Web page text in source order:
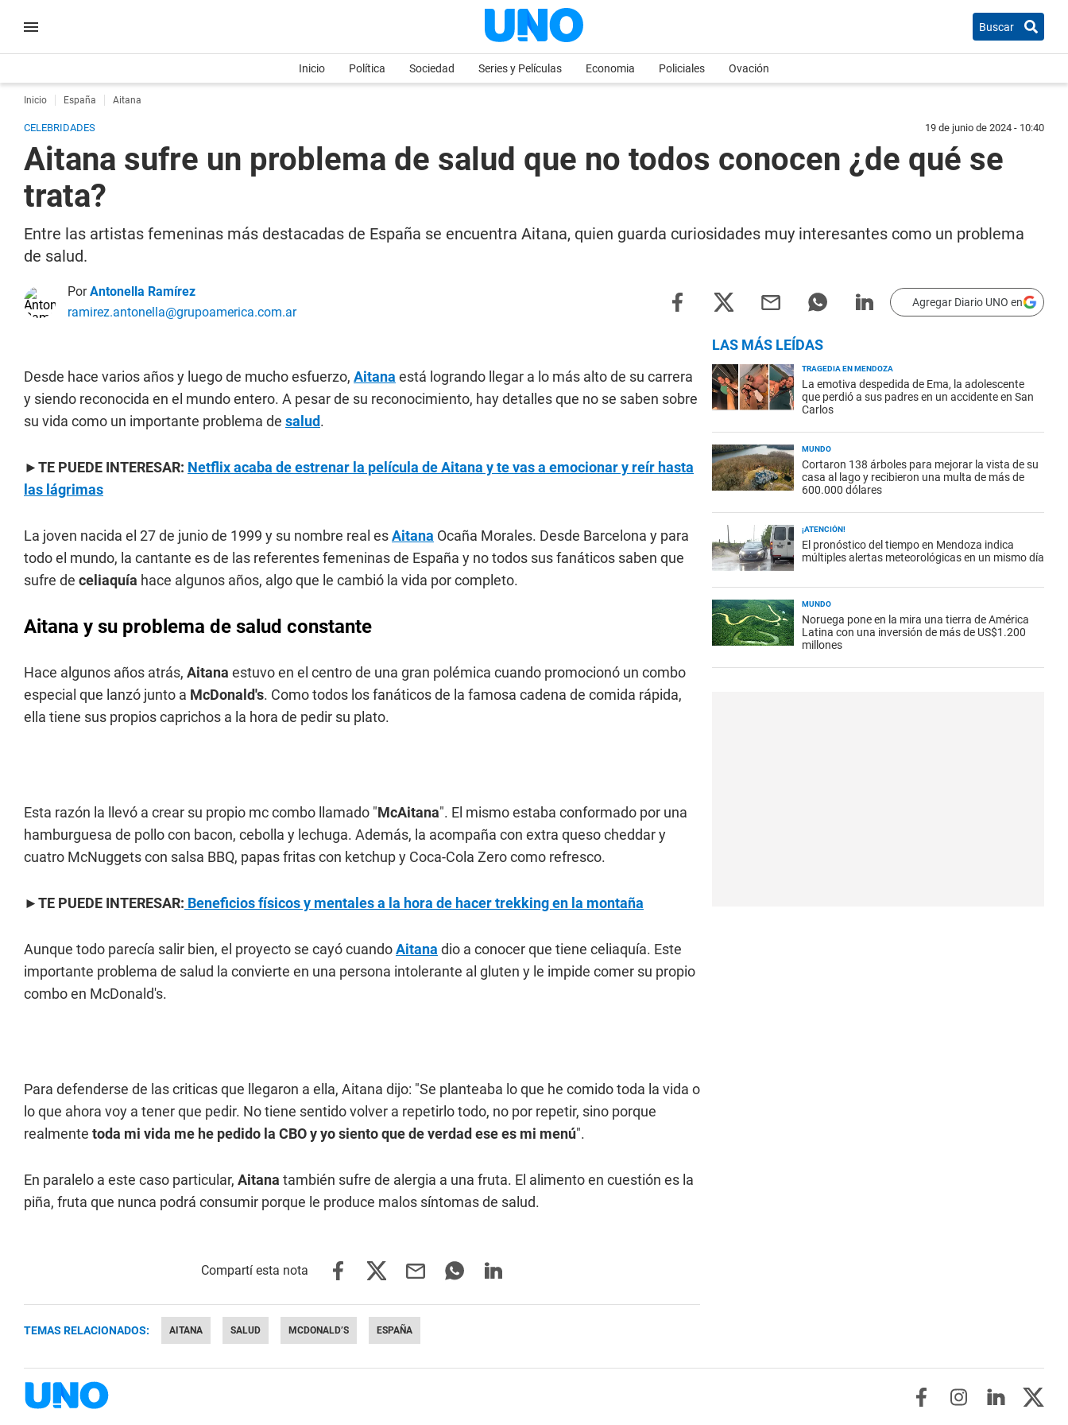
Buscar
Inicio Política Sociedad Series y Películas Economia Policiales Ovación
Inicio España Aitana
CELEBRIDADES 19 de junio de 2024 - 10:40
Aitana sufre un problema de salud que no todos conocen ¿de qué se
trata?
Entre las artistas femeninas más destacadas de España se encuentra Aitana, quien guarda curiosidades muy interesantes como un problema
de salud.
PorAntonella Ramírez
ramirez.antonella@grupoamerica.com.ar
Agregar Diario UNO en
Desde hace varios años y luego de mucho esfuerzo, Aitana está logrando llegar a lo más alto de su carrera
y siendo reconocida en el mundo entero. A pesar de su reconocimiento, hay detalles que no se saben sobre
su vida como un importante problema de salud.
►TE PUEDE INTERESAR: Netflix acaba de estrenar la película de Aitana y te vas a emocionar y reír hasta
las lágrimas
La joven nacida el 27 de junio de 1999 y su nombre real esAitana Ocaña Morales. Desde Barcelona y para
todo el mundo, la cantante es de las referentes femeninas de España y no todos sus fanáticos saben que
sufre de celiaquía hace algunos años, algo que le cambió la vida por completo.
Aitana y su problema de salud constante
Hace algunos años atrás, Aitana estuvo en el centro de una gran polémica cuando promocionó un combo
especial que lanzó junto a McDonald's. Como todos los fanáticos de la famosa cadena de comida rápida,
ella tiene sus propios caprichos a la hora de pedir su plato.
Esta razón la llevó a crear su propio mc combo llamado "McAitana". El mismo estaba conformado por una
hamburguesa de pollo con bacon, cebolla y lechuga. Además, la acompaña con extra queso cheddar y
cuatro McNuggets con salsa BBQ, papas fritas con ketchup y Coca-Cola Zero como refresco.
►TE PUEDE INTERESAR: Beneficios físicos y mentales a la hora de hacer trekking en la montaña
Aunque todo parecía salir bien, el proyecto se cayó cuandoAitana dio a conocer que tiene celiaquía. Este
importante problema de salud la convierte en una persona intolerante al gluten y le impide comer su propio
combo en McDonald's.
Para defenderse de las criticas que llegaron a ella, Aitana dijo: "Se planteaba lo que he comido toda la vida o
lo que ahora voy a tener que pedir. No tiene sentido volver a repetirlo todo, no por repetir, sino porque
realmente toda mi vida me he pedido la CBO y yo siento que de verdad ese es mi menú".
En paralelo a este caso particular, Aitana también sufre de alergia a una fruta. El alimento en cuestión es la
piña, fruta que nunca podrá consumir porque le produce malos síntomas de salud.
TEMAS RELACIONADOS: AITANA SALUD MCDONALD’S ESPAÑA
LAS MÁS LEÍDAS
TRAGEDIA EN MENDOZA
La emotiva despedida de Ema, la adolescente
que perdió a sus padres en un accidente en San
Carlos
MUNDO
Cortaron 138 árboles para mejorar la vista de su
casa al lago y recibieron una multa de más de
600.000 dólares
¡ATENCIÓN!
El pronóstico del tiempo en Mendoza indica
múltiples alertas meteorológicas en un mismo día
MUNDO
Noruega pone en la mira una tierra de América
Latina con una inversión de más de US$1.200
millones